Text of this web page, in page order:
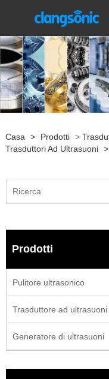
Casa > Prodotti >
Trasduttori Ad Ultrasuoni >
Prodotti
Pulitore ultrasonico
Trasduttore ad ultrasuoni
Generatore di ultrasuoni